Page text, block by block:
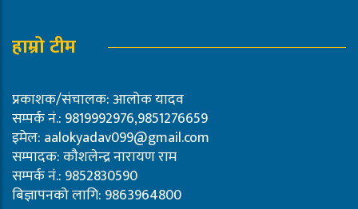
हाम्रो टीम
प्रकाशक/संचालक: आलोक यादव
सम्पर्क नं.: 9819992976,9851276659
इमेल: aalokyadav099@gmail.com
सम्पादक: कौशलेन्द्र नारायण राम
सम्पर्क नं.: 9852830590
बिज्ञापनको लागि: 9863964800